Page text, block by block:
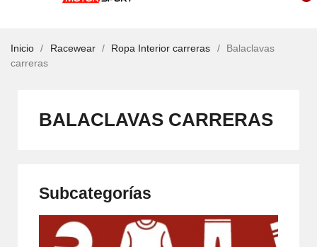
Inicio Racewear Ropa Interior carreras
Balaclavas
carreras
BALACLAVAS CARRERAS
Subcategorías